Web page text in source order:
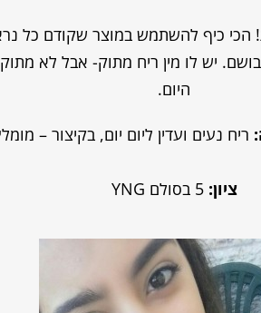
כיף להשתמש במוצר שקודם כל
יש לו מין ריח מתוק- אבל לא מתוק
היום.
ריח נעים ועדין ליום יום, בקיצור –
ציון: 5 בסולם YNG